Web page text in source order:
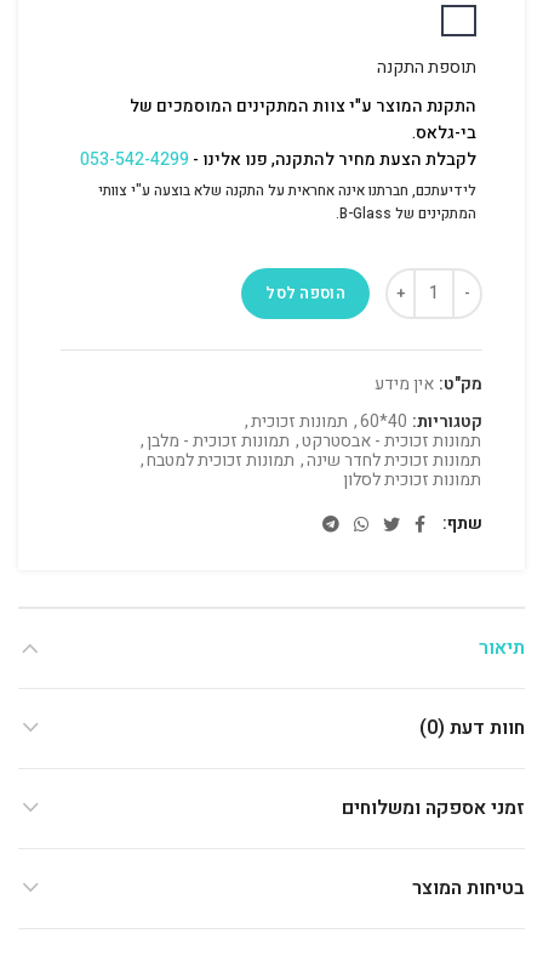
תוספת התקנה
התקנת המוצר ע"י צוות המתקינים המוסמכים של
בי-גלאס.
לקבלת הצעת מחיר להתקנה, פנו אלינו -053-542-4299
לידיעתכם, חברתנו אינה אחראית על התקנה שלא בוצעה ע"י צוותי
המתקינים של B-Glass.
הוספה לסל
מק"ט: אין מידע
קטגוריות: 40*60
, תמונות זכוכית,
תמונות זכוכית - אבסטרקט, תמונות זכוכית - מלבן,
תמונות זכוכית לחדר שינה, תמונות זכוכית למטבח,
תמונות זכוכית לסלון
שתף
תיאור
חוות דעת (0)
זמני אספקה ומשלוחים
בטיחות המוצר